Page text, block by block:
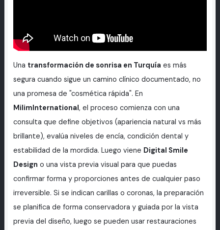
Una transformación de sonrisa en Turquía es más
segura cuando sigue un camino clínico documentado, no
una promesa de "cosmética rápida". En
MilimInternational, el proceso comienza con una
consulta que define objetivos (apariencia natural vs más
brillante), evalúa niveles de encía, condición dental y
estabilidad de la mordida. Luego viene Digital Smile
Design o una vista previa visual para que puedas
confirmar forma y proporciones antes de cualquier paso
irreversible. Si se indican carillas o coronas, la preparación
se planifica de forma conservadora y guiada por la vista
previa del diseño, luego se pueden usar restauraciones